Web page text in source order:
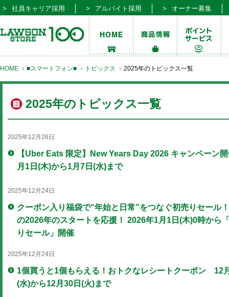
社員キャリア採用 アルバイト採用 オーナー募集
HOME ■スマートフォン■ トピックス 2025年のトピックス一覧
2025年のトピックス一覧
2025年12月26日
【Uber Eats 限定】New Years Day 2026 キャンペーン
月1日(木)から1月7日(水)まで
2025年12月24日
クーポン入り福袋で“年始と日常”をつなぐ初売りセール
の2026年のスタートを応援！ 2026年1月1日(木)0時から
りセール」開催
2025年12月24日
1個買うと1個もらえる！おトクなレシートクーポン 12
(水)から12月30日(火)まで